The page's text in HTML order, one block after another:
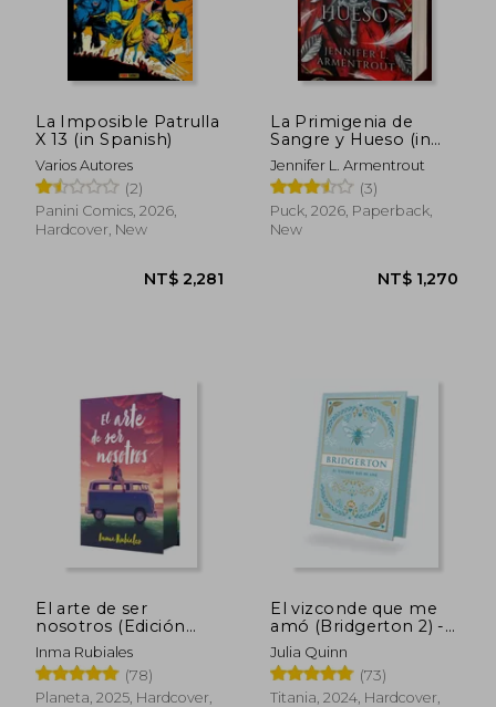
La Imposible Patrulla
X 13 (in Spanish)
Varios Autores
(2)
Panini Comics, 2026,
Hardcover, New
La Primigenia de
Sangre y Hueso (in
Spanish)
Jennifer L. Armentrout
(3)
Puck, 2026, Paperback,
New
El arte de ser
nosotros (Edición
especial) (in Spanish)
Inma Rubiales
(78)
Planeta, 2025, Hardcover,
El vizconde que me
amó (Bridgerton 2) -
Edición coleccionista
(in Spanish)
Julia Quinn
(73)
Titania, 2024, Hardcover,